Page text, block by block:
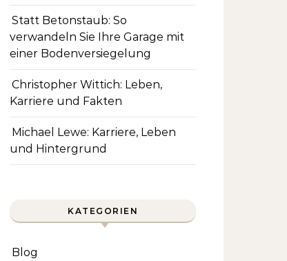
Statt Betonstaub: So
verwandeln Sie Ihre Garage mit
einer Bodenversiegelung
Christopher Wittich: Leben,
Karriere und Fakten
Michael Lewe: Karriere, Leben
und Hintergrund
KATEGORIEN
Blog